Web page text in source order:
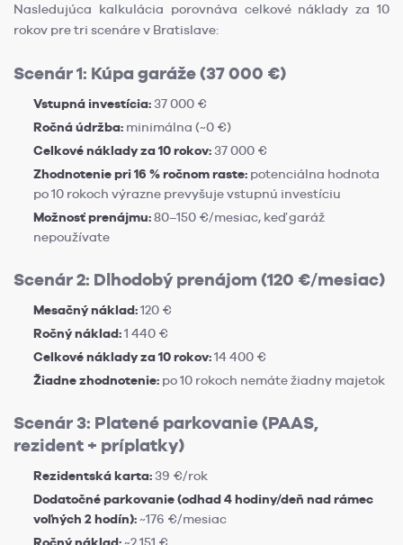
Nasledujúca kalkulácia porovnáva celkové náklady za 10
rokov pre tri scenáre v Bratislave:
Scenár 1: Kúpa garáže (37 000 €)
Vstupná investícia: 37 000 €
Ročná údržba: minimálna (~0 €)
Celkové náklady za 10 rokov: 37 000 €
Zhodnotenie pri 16 % ročnom raste: potenciálna hodnota
po 10 rokoch výrazne prevyšuje vstupnú investíciu
Možnosť prenájmu:80–150 €/mesiac, keď garáž
nepoužívate
Scenár 2: Dlhodobý prenájom (120 €/mesiac)
Mesačný náklad:120 €
Ročný náklad:1 440 €
Celkové náklady za 10 rokov:14 400 €
Žiadne zhodnotenie: po 10 rokoch nemáte žiadny majetok
Scenár 3: Platené parkovanie (PAAS,
rezident + príplatky)
Rezidentská karta: 39 €/rok
Dodatočné parkovanie (odhad 4 hodiny/deň nad rámec
voľných 2 hodín):~176 €/mesiac
Ročný náklad:~2 151 €